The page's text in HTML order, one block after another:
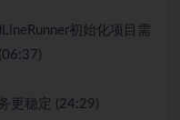
初始化项目需
更稳定 (24:29)